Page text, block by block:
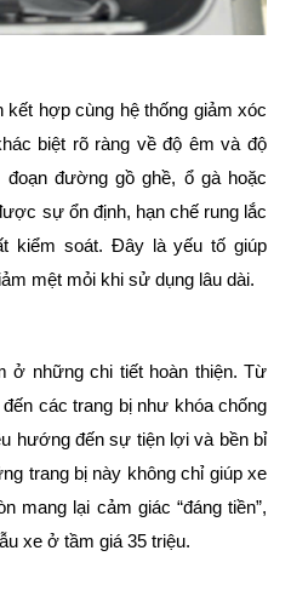
hợp cùng hệ thống giảm xóc
biệt rõ ràng về độ êm và độ
đường gồ ghề, ổ gà hoặc
sự ổn định, hạn chế rung lắc
kiểm soát. Đây là yếu tố giúp
mệt mỏi khi sử dụng lâu dài.
ở những chi tiết hoàn thiện. Từ
các trang bị như khóa chống
hướng đến sự tiện lợi và bền bỉ
trang bị này không chỉ giúp xe
mang lại cảm giác “đáng tiền”,
xe ở tầm giá 35 triệu.